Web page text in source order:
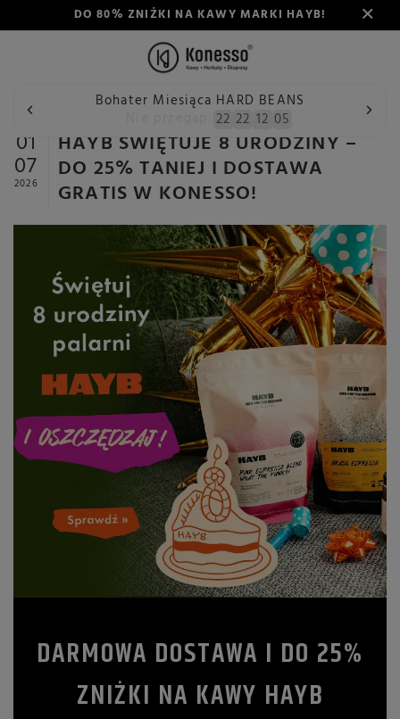
DO 80% ZNIŻKI NA KAWY MARKI HAYB!
Bohater Miesiąca HARD BEANS
22 22 12 04
Wstecz Konesso Aktualności HAYB ŚWIĘTUJE 8
01
07
2026
HAYB ŚWIĘTUJE 8 URODZINY –
DO 25% TANIEJ I DOSTAWA
GRATIS W KONESSO!
DARMOWA DOSTAWA I DO 25%
ZNIŻKI NA KAWY HAYB